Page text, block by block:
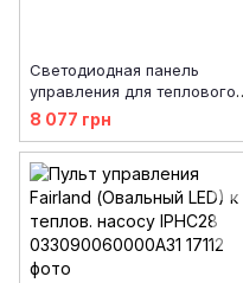
Светодиодная панель
управления для теплового
насоса Fairland
8 077 грн